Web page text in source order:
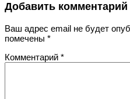
Добавить комментарий
Ваш адрес email не будет
помечены *
Комментарий *